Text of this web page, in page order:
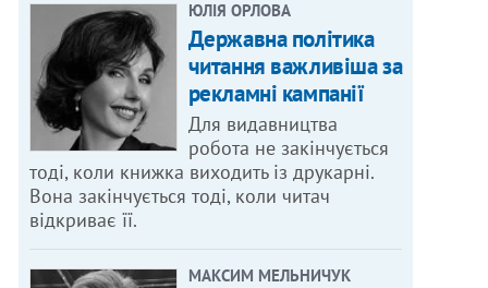
ЮЛІЯ ОРЛОВА
Державна політика
читання важливіша за
рекламні кампанії
Для видавництва
робота не закінчується
тоді, коли книжка виходить із друкарні.
Вона закінчується тоді, коли читач
відкриває її.
МАКСИМ МЕЛЬНИЧУК